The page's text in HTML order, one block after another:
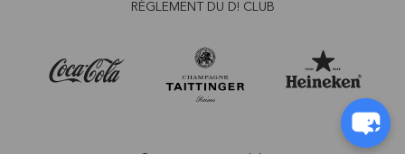
RÈGLEMENT DU D! CLUB